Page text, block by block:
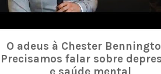
O adeus à Chester
Precisamos falar sobre